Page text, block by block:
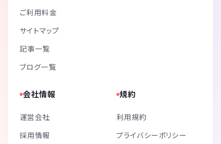
ご利用料金
サイトマップ
記事一覧
ブログ一覧
会社情報
運営会社
採用情報
規約
利用規約
プライバシーポリシー